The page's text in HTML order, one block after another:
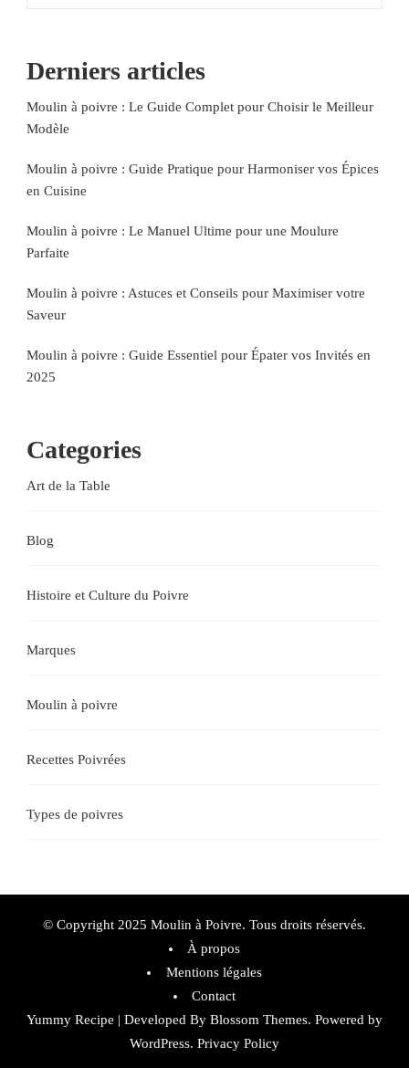
Derniers articles
Moulin à poivre : Le Guide Complet pour Choisir le Meilleur
Modèle
Moulin à poivre : Guide Pratique pour Harmoniser vos Épices
en Cuisine
Moulin à poivre : Le Manuel Ultime pour une Moulure
Parfaite
Moulin à poivre : Astuces et Conseils pour Maximiser votre
Saveur
Moulin à poivre : Guide Essentiel pour Épater vos Invités en
2025
Categories
Art de la Table
Blog
Histoire et Culture du Poivre
Marques
Moulin à poivre
Recettes Poivrées
Types de poivres
© Copyright 2025 Moulin à Poivre. Tous droits réservés.
À propos
Mentions légales
Contact
Yummy Recipe | Developed By Blossom Themes. Powered by
WordPress. Privacy Policy